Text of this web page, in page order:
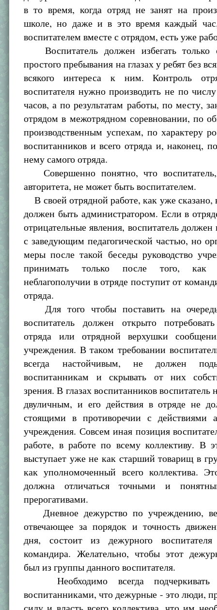
в то время, когда отряд не занят на
школе, но даже и в это время каждый
воспитателем вместе с отрядом, есть уже
Воспитатель должен избегать
простого пребывания на глазах у ребят без
всякого интереса к ним. Контроль
воспитателя нужно производить не по
часов, а по результатам работы, по месту,
отрядом в межотрядном соревновании, по
производственным успехам, по характеру
воспитанников и всего отряда и, наконец,
нему самого отряда.
Совершенно понятно, что
авторитета, не может быть воспитателем.
В своей отрядной работе, как уже сказано,
должен быть администратором. Если в
отрицательные явления, воспитатель должен
с заведующим педагогической частью, но
меры после такой беседы руководство
принимать только после того, как
неблагополучии в отряде поступит от
отряда.
Для того чтобы поставить на
воспитатель должен открыто
отряда или отрядной верхушки
учреждения. В таком требовании
всегда настойчивым, не должен
воспитанникам и скрывать от них
зрения. В глазах воспитанников
двуличным, и его действия в отряде не
стоящими в противоречии с действиями
учреждения. Совсем иная позиция
работе, в работе по всему коллективу. В
выступает уже не как старший товарищ в
как уполномоченный всего коллектива.
должна отличаться точными и
прерогативами.
Дневное дежурство по учреждению,
отвечающее за порядок и точность
дня, состоит из дежурного
командира. Желательно, чтобы этот
был из группы данного воспитателя.
Необходимо всегда подчеркивать
воспитанниками, что дежурные - это люди,